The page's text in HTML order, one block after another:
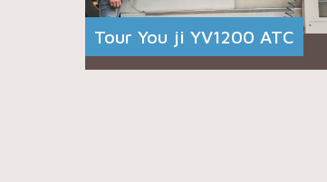
Tour You ji YV1200 ATC